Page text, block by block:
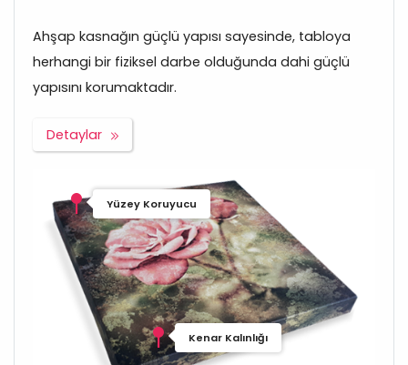
Ahşap kasnağın güçlü yapısı sayesinde, tabloya
herhangi bir fiziksel darbe olduğunda dahi güçlü
yapısını korumaktadır.
Detaylar
Yüzey Koruyucu
Kenar Kalınlığı